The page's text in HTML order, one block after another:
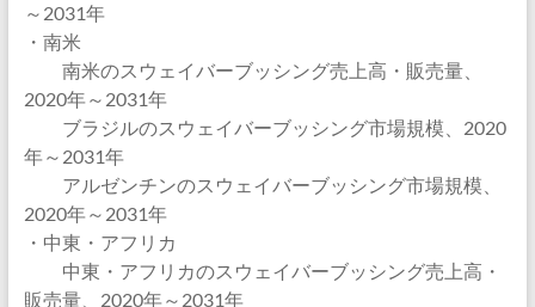
～2031年
・南米
南米のスウェイバーブッシング売上高・販売量、
2020年～2031年
ブラジルのスウェイバーブッシング市場規模、2020
年～2031年
アルゼンチンのスウェイバーブッシング市場規模、
2020年～2031年
・中東・アフリカ
中東・アフリカのスウェイバーブッシング売上高・
販売量、2020年～2031年